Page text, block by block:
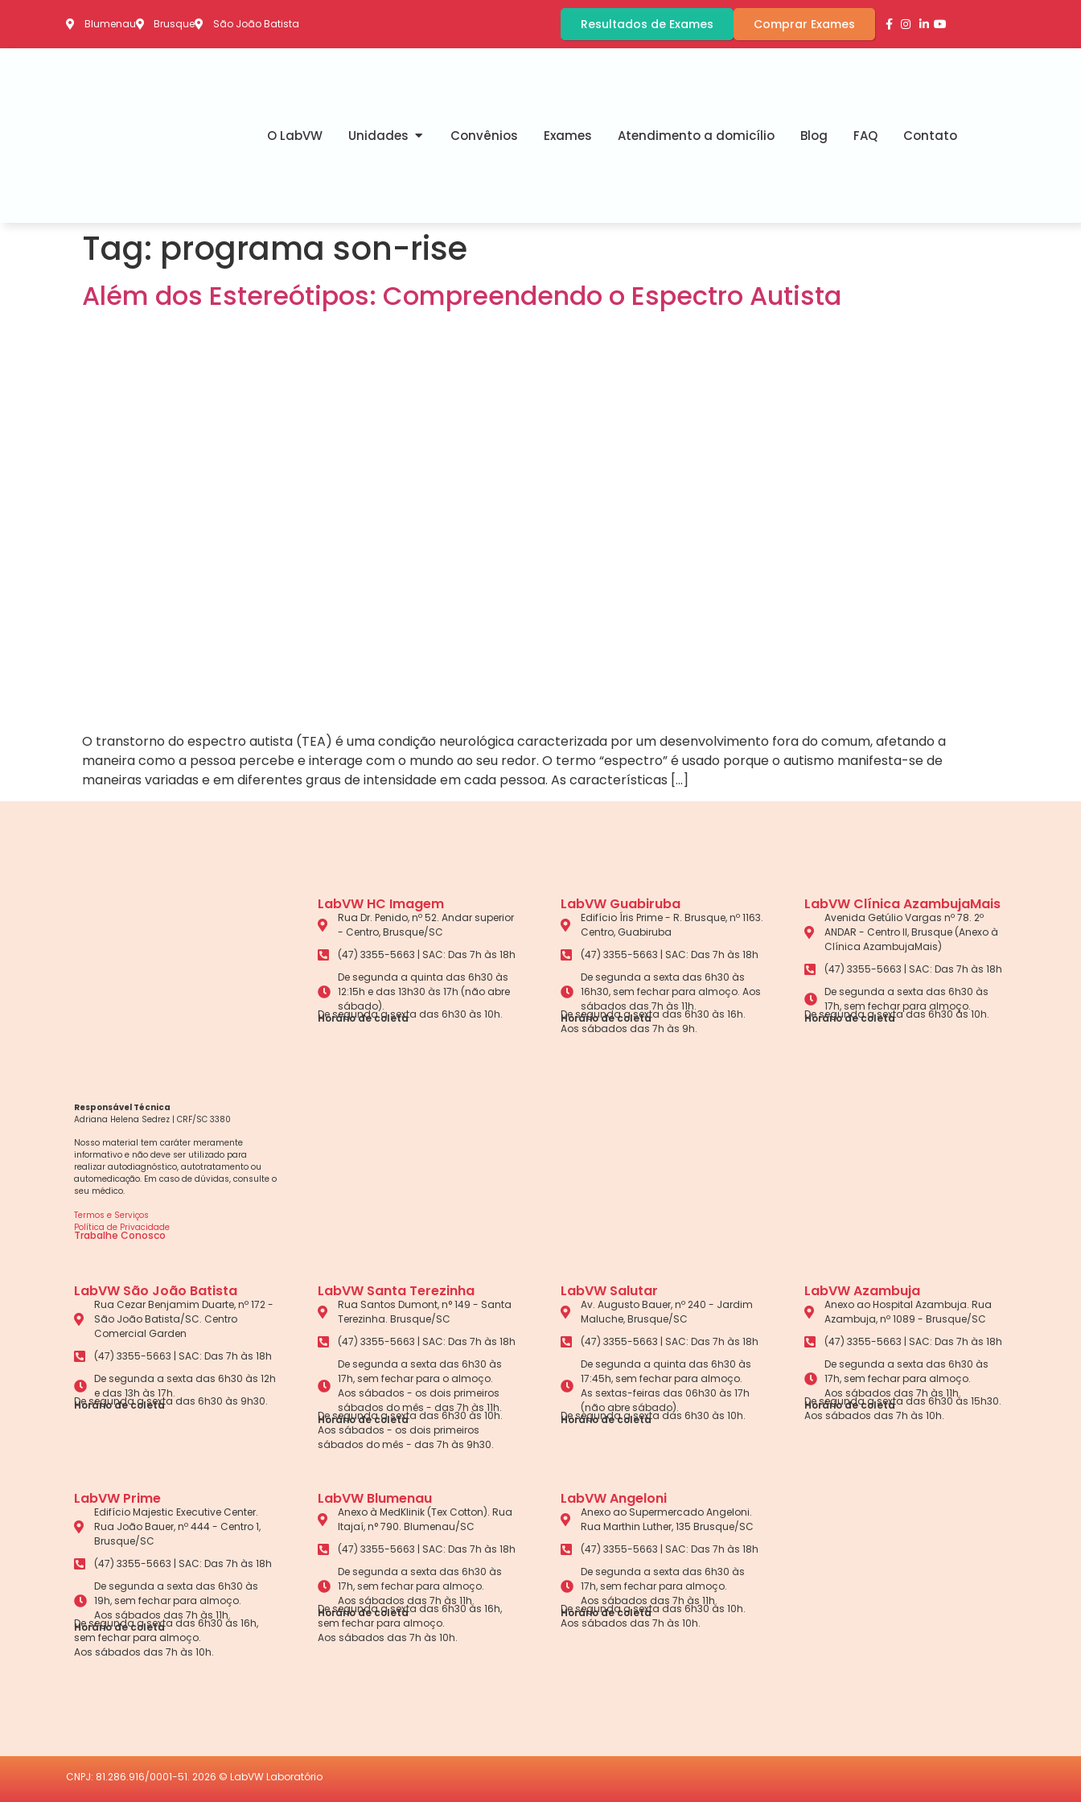
Blumenau Brusque São João Batista Resultados de Exames Comprar Exames
O LabVW Unidades Convênios Exames Atendimento a domicílio Blog FAQ Contato
Tag: programa son-rise
Além dos Estereótipos: Compreendendo o Espectro Autista
O transtorno do espectro autista (TEA) é uma condição neurológica caracterizada por um desenvolvimento fora do comum, afetando a
maneira como a pessoa percebe e interage com o mundo ao seu redor. O termo “espectro” é usado porque o autismo manifesta-se de
maneiras variadas e em diferentes graus de intensidade em cada pessoa. As características […]
Responsável Técnica
Adriana Helena Sedrez | CRF/SC 3380
Nosso material tem caráter meramente
informativo e não deve ser utilizado para
realizar autodiagnóstico, autotratamento ou
automedicação. Em caso de dúvidas, consulte o
seu médico.
Termos e Serviços
Política de Privacidade
Trabalhe Conosco
LabVW HC Imagem
Rua Dr. Penido, nº 52. Andar superior
- Centro, Brusque/SC
(47) 3355-5663 | SAC: Das 7h às 18h
De segunda a quinta das 6h30 às
12:15h e das 13h30 às 17h (não abre
sábado).
Horário de coleta
De segunda a sexta das 6h30 às 10h.
LabVW Guabiruba
Edifício Íris Prime - R. Brusque, nº 1163.
Centro, Guabiruba
(47) 3355-5663 | SAC: Das 7h às 18h
De segunda a sexta das 6h30 às
16h30, sem fechar para almoço. Aos
sábados das 7h às 11h.
Horário de coleta
De segunda a sexta das 6h30 às 16h.
Aos sábados das 7h às 9h.
LabVW Clínica AzambujaMais
Avenida Getúlio Vargas nº 78. 2º
ANDAR - Centro II, Brusque (Anexo à
Clínica AzambujaMais)
(47) 3355-5663 | SAC: Das 7h às 18h
De segunda a sexta das 6h30 às
17h, sem fechar para almoço.
Horário de coleta
De segunda a sexta das 6h30 às 10h.
LabVW São João Batista
Rua Cezar Benjamim Duarte, nº 172 -
São João Batista/SC. Centro
Comercial Garden
(47) 3355-5663 | SAC: Das 7h às 18h
De segunda a sexta das 6h30 às 12h
e das 13h às 17h.
Horário de coleta
De segunda a sexta das 6h30 às 9h30.
LabVW Santa Terezinha
Rua Santos Dumont, n° 149 - Santa
Terezinha. Brusque/SC
(47) 3355-5663 | SAC: Das 7h às 18h
De segunda a sexta das 6h30 às
17h, sem fechar para o almoço.
Aos sábados - os dois primeiros
sábados do mês - das 7h às 11h.
Horário de coleta
De segunda a sexta das 6h30 às 10h.
Aos sábados - os dois primeiros
sábados do mês - das 7h às 9h30.
LabVW Salutar
Av. Augusto Bauer, nº 240 - Jardim
Maluche, Brusque/SC
(47) 3355-5663 | SAC: Das 7h às 18h
De segunda a quinta das 6h30 às
17:45h, sem fechar para almoço.
As sextas-feiras das 06h30 às 17h
(não abre sábado).
Horário de coleta
De segunda a sexta das 6h30 às 10h.
LabVW Azambuja
Anexo ao Hospital Azambuja. Rua
Azambuja, nº 1089 - Brusque/SC
(47) 3355-5663 | SAC: Das 7h às 18h
De segunda a sexta das 6h30 às
17h, sem fechar para almoço.
Aos sábados das 7h às 11h.
Horário de coleta
De segunda a sexta das 6h30 às 15h30.
Aos sábados das 7h às 10h.
LabVW Prime
Edifício Majestic Executive Center.
Rua João Bauer, nº 444 - Centro 1,
Brusque/SC
(47) 3355-5663 | SAC: Das 7h às 18h
De segunda a sexta das 6h30 às
19h, sem fechar para almoço.
Aos sábados das 7h às 11h.
Horário de coleta
De segunda a sexta das 6h30 às 16h,
sem fechar para almoço.
Aos sábados das 7h às 10h.
LabVW Blumenau
Anexo à MedKlinik (Tex Cotton). Rua
Itajaí, n° 790. Blumenau/SC
(47) 3355-5663 | SAC: Das 7h às 18h
De segunda a sexta das 6h30 às
17h, sem fechar para almoço.
Aos sábados das 7h às 11h.
Horário de coleta
De segunda a sexta das 6h30 às 16h,
sem fechar para almoço.
Aos sábados das 7h às 10h.
LabVW Angeloni
Anexo ao Supermercado Angeloni.
Rua Marthin Luther, 135 Brusque/SC
(47) 3355-5663 | SAC: Das 7h às 18h
De segunda a sexta das 6h30 às
17h, sem fechar para almoço.
Aos sábados das 7h às 11h.
Horário de coleta
De segunda a sexta das 6h30 às 10h.
Aos sábados das 7h às 10h.
CNPJ: 81.286.916/0001-51. 2026 © LabVW Laboratório